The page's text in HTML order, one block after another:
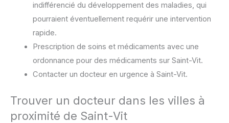
indifférencié du développement des maladies, qui
pourraient éventuellement requérir une intervention
rapide.
Prescription de soins et médicaments avec une
ordonnance pour des médicaments sur Saint-Vit.
Contacter un docteur en urgence à Saint-Vit.
Trouver un docteur dans les villes à
proximité de Saint-Vit